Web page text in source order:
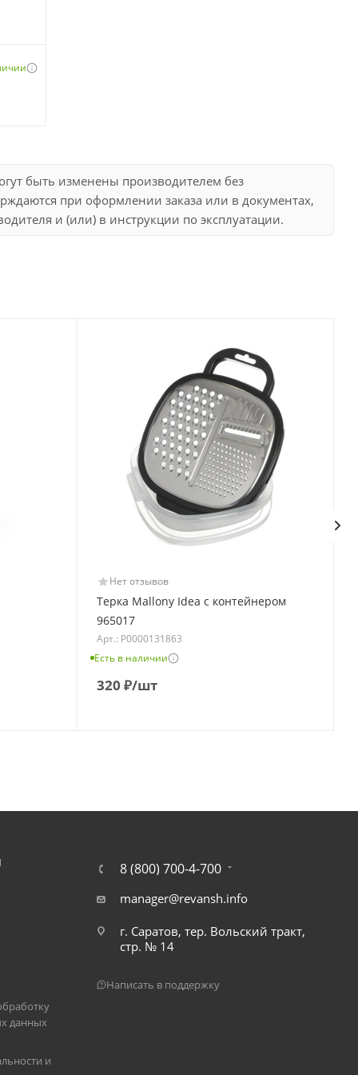
быть изменены производителем без
при оформлении заказа или в документах,
и (или) в инструкции по эксплуатации.
Нет отзывов
Терка Mallony Idea c контейнером
965017
Арт.: Р0000131863
Есть в наличии
320 ₽/шт
данных
и
8 (800) 700-4-700
manager@revansh.info
г. Саратов, тер. Вольский тракт,
стр. № 14
Написать в поддержку